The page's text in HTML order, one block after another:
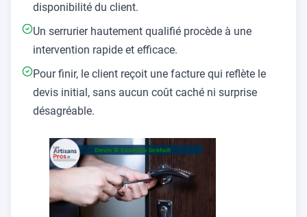
disponibilité du client.
Un serrurier hautement qualifié procède à une
intervention rapide et efficace.
Pour finir, le client reçoit une facture qui reflète le
devis initial, sans aucun coût caché ni surprise
désagréable.